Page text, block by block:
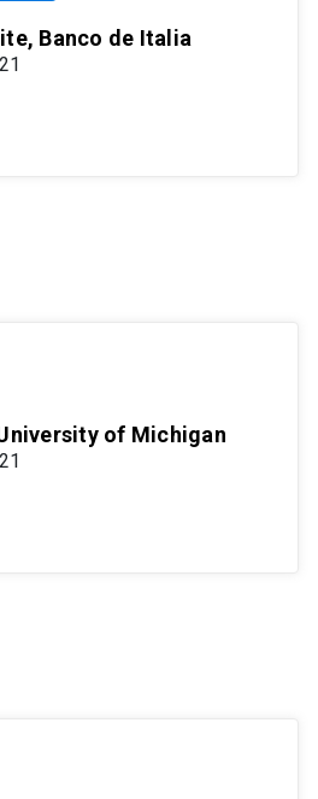
Banco de Italia
of Michigan